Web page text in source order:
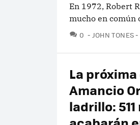
En 1972, Robert
mucho en común
0 COMENTARIOS
JOHN TONES
La
Amancio
ladrillo: